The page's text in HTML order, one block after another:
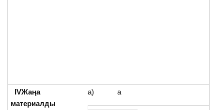
IVЖаңа
материалды
а) а